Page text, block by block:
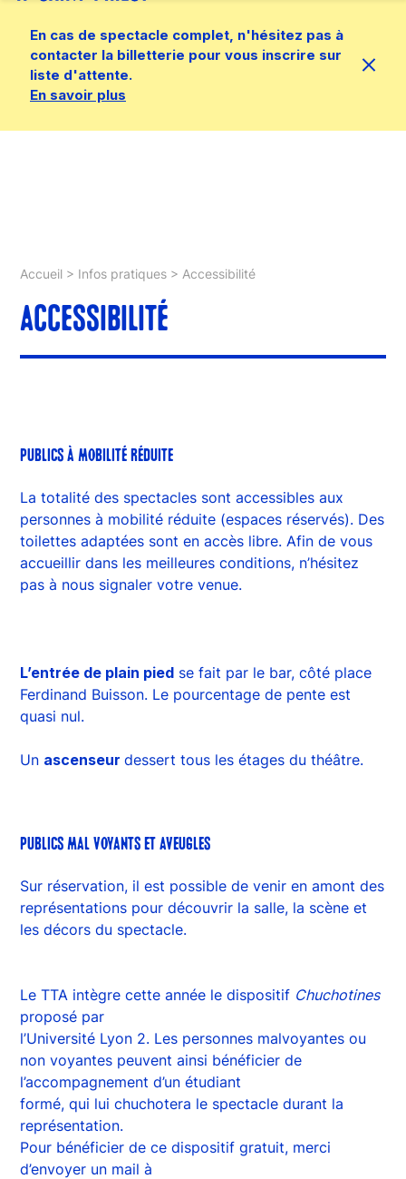
En cas de spectacle complet, n'hésitez pas à
contacter la billetterie pour vous inscrire sur
liste d'attente.
En savoir plus
Accueil > Infos pratiques > Accessibilité
ACCESSIBILITÉ
PUBLICS À MOBILITÉ RÉDUITE
La totalité des spectacles sont accessibles aux
personnes à mobilité réduite (espaces réservés). Des
toilettes adaptées sont en accès libre. Afin de vous
accueillir dans les meilleures conditions, n’hésitez
pas à nous signaler votre venue.
L’entrée de plain pied se fait par le bar, côté place
Ferdinand Buisson. Le pourcentage de pente est
quasi nul.
Un ascenseurdessert tous les étages du théâtre.
PUBLICS MAL VOYANTS ET AVEUGLES
Sur réservation, il est possible de venir en amont des
représentations pour découvrir la salle, la scène et
les décors du spectacle.
Le TTA intègre cette année le dispositif Chuchotines
proposé par
l’Université Lyon 2. Les personnes malvoyantes ou
non voyantes peuvent ainsi bénéficier de
l’accompagnement d’un étudiant
formé, qui lui chuchotera le spectacle durant la
représentation.
Pour bénéficier de ce dispositif gratuit, merci
d’envoyer un mail à